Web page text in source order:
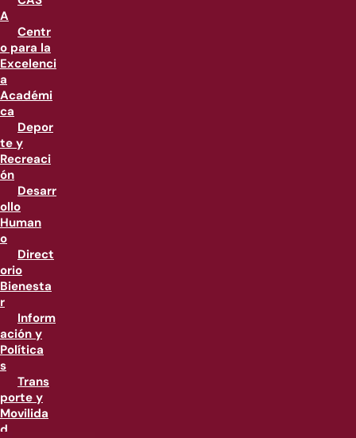
A
Centr
o para la
Excelenci
a
Académi
ca
Depor
te y
Recreaci
ón
Desarr
ollo
Human
o
Direct
orio
Bienesta
r
Inform
ación y
Política
s
Trans
porte y
Movilida
d